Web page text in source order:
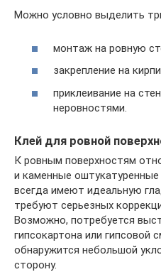
Можно условно выделить
монтаж на ровную
закрепление на
приклеивание на
неровностями.
Клей для ровной
К ровным поверхностям
и каменные
всегда имеют идеальную
требуют серьезных
Возможно, потребуется
гипсокартона или гипсовой
обнаружится небольшой
сторону.